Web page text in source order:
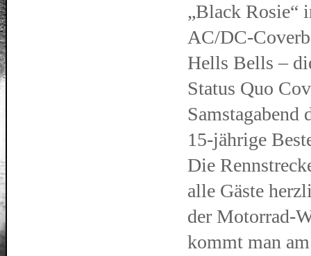
„Black Rosie“
AC/DC-
Hells Bells –
Status Quo
Samstagabend
15-jährige
Die
alle Gäste
der Motorrad-
kommt man